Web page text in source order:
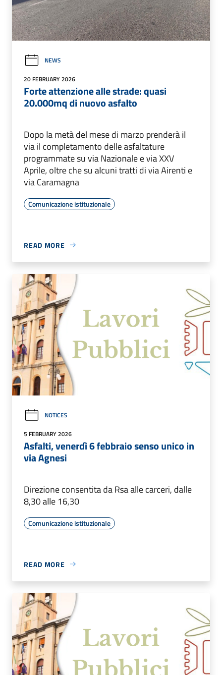
NEWS
20 FEBRUARY 2026
Forte attenzione alle strade: quasi
20.000mq di nuovo asfalto
Dopo la metà del mese di marzo prenderà il
via il completamento delle asfaltature
programmate su via Nazionale e via XXV
Aprile, oltre che su alcuni tratti di via Airenti e
via Caramagna
Comunicazione istituzionale
READ MORE
NOTICES
5 FEBRUARY 2026
Asfalti, venerdì 6 febbraio senso unico in
via Agnesi
Direzione consentita da Rsa alle carceri, dalle
8,30 alle 16,30
Comunicazione istituzionale
READ MORE